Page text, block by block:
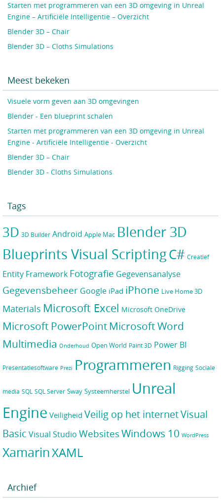
Starten met programmeren van een 3D omgeving in Unreal
Engine – Artificiële Intelligentie – Overzicht
Blender 3D – Chair
Blender 3D – Cloths Simulations
Meest bekeken
Visuele vorm geven aan 3D omgevingen
Blender - Een blueprint schalen
Starten met programmeren van een 3D omgeving in Unreal
Engine - Artificiële Intelligentie - Overzicht
Blender 3D – Chair
Blender 3D - Cloths Simulations
Tags
3D 3D Builder Android Apple Mac Blender 3D
Blueprints Visual ScriptingC# Creatief
Entity Framework Fotografie Gegevensanalyse
Gegevensbeheer Google iPad iPhone Live Home 3D
Materials Microsoft Excel Microsoft OneDrive
Microsoft PowerPoint Microsoft Word
Multimedia Onderhoud Open World Paint 3D Power BI
Presentatiesoftware Prezi Programmeren Rigging Sociale
media SQL SQL Server Sway Systeemherstel Unreal
Engine Veiligheid Veilig op het internetVisual
Basic Visual Studio WebsitesWindows 10 WordPress
XamarinXAML
Archief